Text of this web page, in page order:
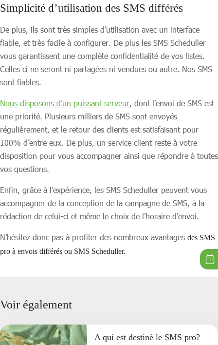
Simplicité d’utilisation des SMS différés
De plus, ils sont très simples d’utilisation avec un interface
fiable, et très facile à configurer. De plus les SMS Scheduller
vous garantissent une complète confidentialité de vos listes.
Celles ci ne seront ni partagées ni vendues ou autre. Nos SMS
sont fiables.
Nous disposons d’un puissant serveur, dont l’envoi de SMS est
une priorité. Plusieurs milliers de SMS sont envoyés
régulièrement, et le retour des clients est satisfaisant pour
100% d’entre eux. De plus, un service client reste à votre
disposition pour vous accompagner ainsi que répondre à toutes
vos questions.
Enfin, grâce à l’expérience, les SMS Scheduller peuvent vous
accompagner de la conception de la campagne de SMS, à la
rédaction de celui-ci et même le choix de l’horaire d’envoi.
N’hésitez donc pas à profiter des nombreux avantages des SMS
pro à envois différés ou SMS Scheduller.
Voir également
A qui est destiné le SMS pro?